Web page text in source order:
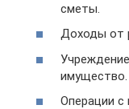
сметы.
Доходы от
имущество.
Операции с